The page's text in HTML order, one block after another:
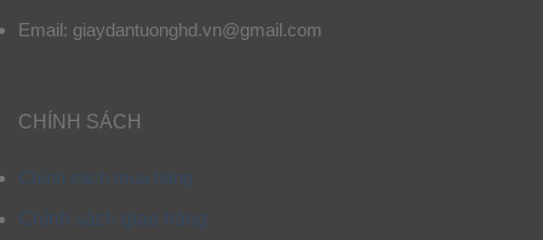
Email: giaydantuonghd.vn@gmail.com
CHÍNH SÁCH
Chính sách mua hàng
Chính sách giao hàng